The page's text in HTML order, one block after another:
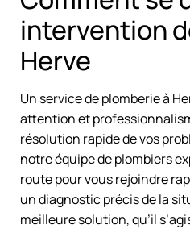
intervention
Herve
Un service de plomberie à
attention et
résolution rapide de vos
notre équipe de plombiers
route pour vous rejoindre
un diagnostic précis de la
meilleure solution, qu’il